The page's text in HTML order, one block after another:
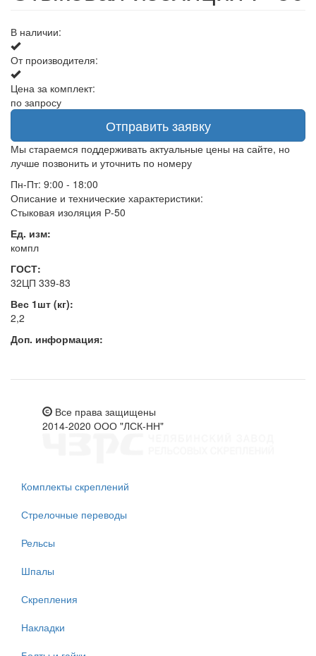
В наличии:
От производителя:
Цена за комплект:
по запросу
Отправить заявку
Мы стараемся поддерживать актуальные цены на сайте, но
лучше позвонить и уточнить по номеру
Пн-Пт: 9:00 - 18:00
Описание и технические характеристики:
Стыковая изоляция Р-50
Ед. изм:
компл
ГОСТ:
32ЦП 339-83
Вес 1шт (кг):
2,2
Доп. информация:
Все права защищены
2014-2020 ООО "ЛСК-НН"
Комплекты скреплений
Стрелочные переводы
Рельсы
Шпалы
Скрепления
Накладки